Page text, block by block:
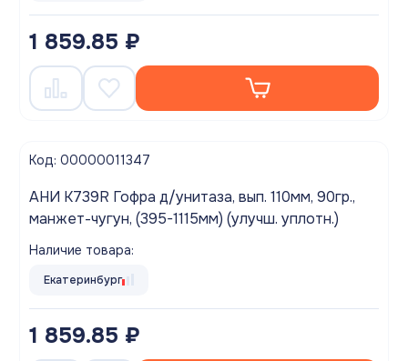
1 859.85 ₽
Код: 00000011347
АНИ K739R Гофра д/унитаза, вып. 110мм, 90гр.,
манжет-чугун, (395-1115мм) (улучш. уплотн.)
Наличие товара:
Екатеринбург
1 859.85 ₽